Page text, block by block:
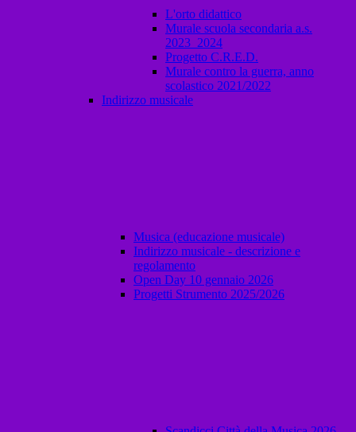
L'orto didattico
Murale scuola secondaria a.s.
2023_2024
Progetto C.R.E.D.
Murale contro la guerra, anno
scolastico 2021/2022
Indirizzo musicale
Musica (educazione musicale)
Indirizzo musicale - descrizione e
regolamento
Open Day 10 gennaio 2026
Progetti Strumento 2025/2026